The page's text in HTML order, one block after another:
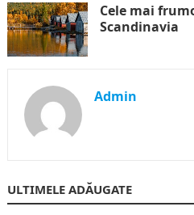
Cele mai
Scandinavia
Admin
ULTIMELE ADĂUGATE